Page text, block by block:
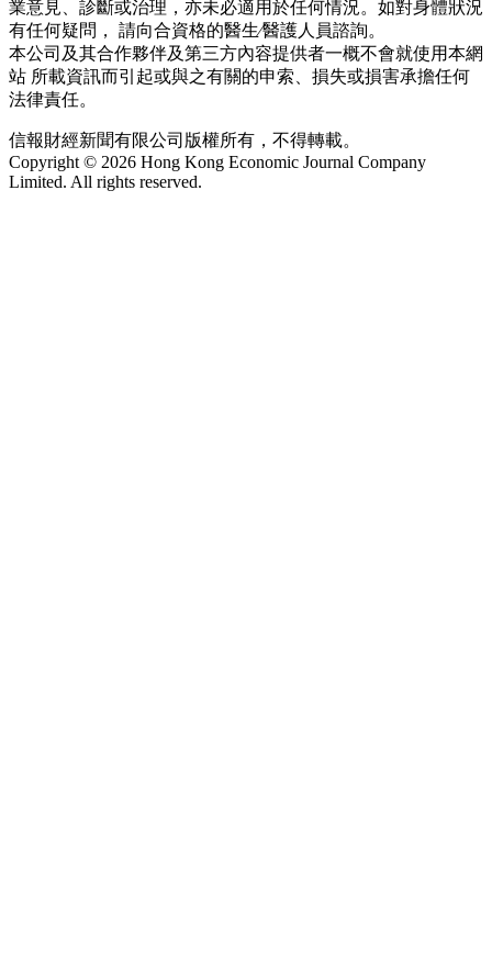
業意見、診斷或治理，亦未必適用於任何情況。如對身體狀況
有任何疑問， 請向合資格的醫生∕醫護人員諮詢。
本公司及其合作夥伴及第三方內容提供者一概不會就使用本網
站 所載資訊而引起或與之有關的申索、損失或損害承擔任何
法律責任。
信報財經新聞有限公司版權所有，不得轉載。
Copyright © 2026 Hong Kong Economic Journal Company
Limited. All rights reserved.